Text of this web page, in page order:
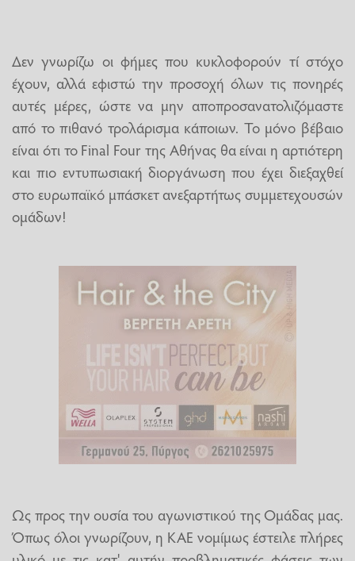
Δεν γνωρίζω οι φήμες που κυκλοφορούν τί στόχο
έχουν, αλλά εφιστώ την προσοχή όλων τις πονηρές
αυτές μέρες, ώστε να μην αποπροσανατολιζόμαστε
από το πιθανό τρολάρισμα κάποιων. Το μόνο βέβαιο
είναι ότι το Final Four της Αθήνας θα είναι η αρτιότερη
και πιο εντυπωσιακή διοργάνωση που έχει διεξαχθεί
στο ευρωπαϊκό μπάσκετ ανεξαρτήτως συμμετεχουσών
ομάδων!
Ως προς την ουσία του αγωνιστικού της Ομάδας μας.
Όπως όλοι γνωρίζουν, η ΚΑΕ νομίμως έστειλε πλήρες